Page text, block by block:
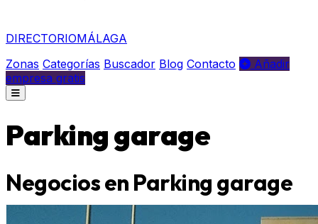
DIRECTORIOMÁLAGA
Zonas Categorías Buscador Blog Contacto
Añadir
empresa gratis
Parking garage
Negocios en Parking garage